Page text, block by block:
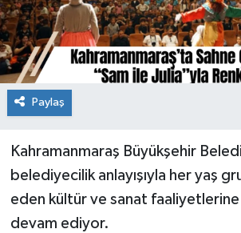
Paylaş
Kahramanmaraş Büyükşehir
belediyecilik anlayışıyla her yaş
eden kültür ve sanat faaliyetlerine
devam ediyor.